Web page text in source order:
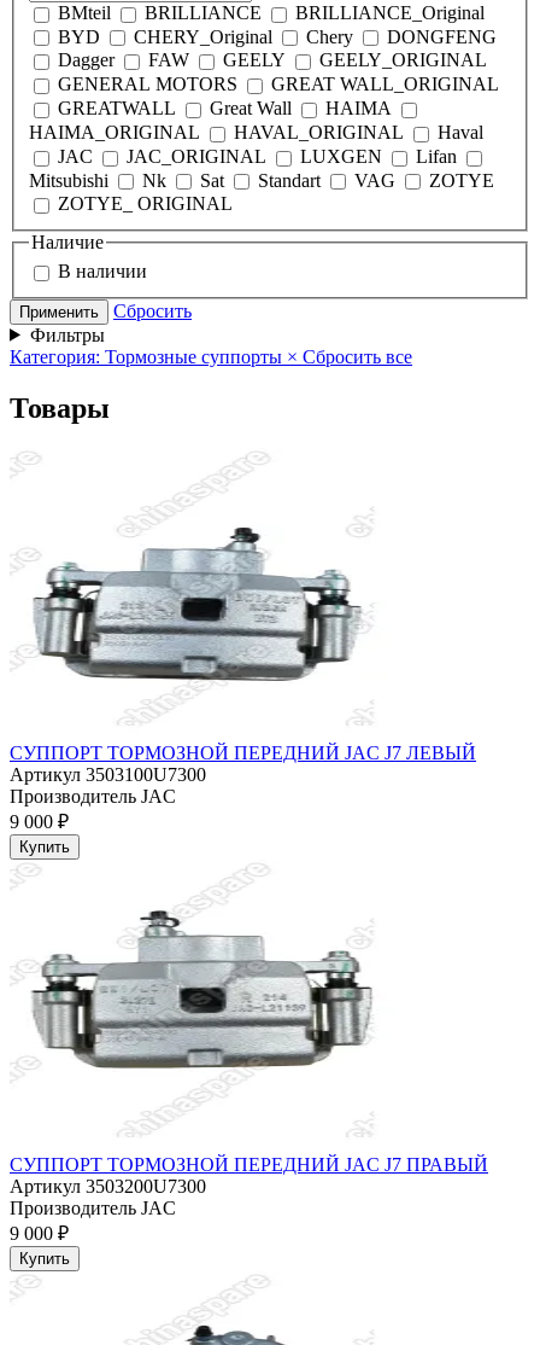
BMteil BRILLIANCE
BRILLIANCE_Original
BYD
CHERY_Original Chery
DONGFENG
Dagger
FAW GEELY
GEELY_ORIGINAL
GENERAL MOTORS
GREAT WALL_ORIGINAL
GREATWALL
Great Wall
HAIMA
HAIMA_ORIGINAL
HAVAL_ORIGINAL
Haval
JAC
JAC_ORIGINAL LUXGEN
Lifan
Mitsubishi
Nk Sat Standart VAG
ZOTYE
ZOTYE_ ORIGINAL
Наличие
В наличии
Применить
Сбросить
Фильтры
Категория: Тормозные суппорты × Сбросить все
Товары
СУППОРТ ТОРМОЗНОЙ ПЕРЕДНИЙ JAC J7 ЛЕВЫЙ
Артикул 3503100U7300
Производитель JAC
9 000 ₽
Купить
СУППОРТ ТОРМОЗНОЙ ПЕРЕДНИЙ JAC J7 ПРАВЫЙ
Артикул 3503200U7300
Производитель JAC
9 000 ₽
Купить